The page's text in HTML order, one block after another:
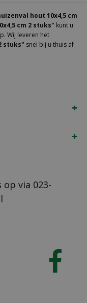
hout 10x4,5 cm
cm 2 stuks" kunt u
Wij leveren het
stuks" snel bij u thuis af
op via 023-